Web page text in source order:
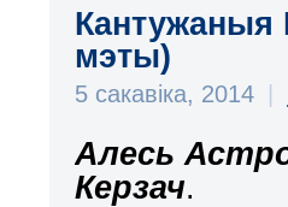
Кантужаныя
мэты)
5 сакавіка, 2014 |
Алесь
Керзач.